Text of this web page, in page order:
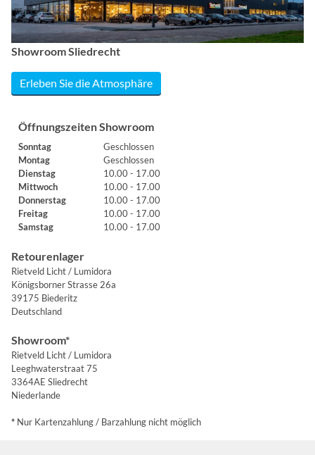
Showroom Sliedrecht
Erleben Sie die Atmosphäre
Öffnungszeiten Showroom
Sonntag
Geschlossen
Montag
Geschlossen
Dienstag
10.00 - 17.00
Mittwoch
10.00 - 17.00
Donnerstag
10.00 - 17.00
Freitag
10.00 - 17.00
Samstag
10.00 - 17.00
Retourenlager
Rietveld Licht / Lumidora
Königsborner Strasse 26a
39175 Biederitz
Deutschland
Showroom*
Rietveld Licht / Lumidora
Leeghwaterstraat 75
3364AE Sliedrecht
Niederlande
* Nur Kartenzahlung / Barzahlung nicht möglich